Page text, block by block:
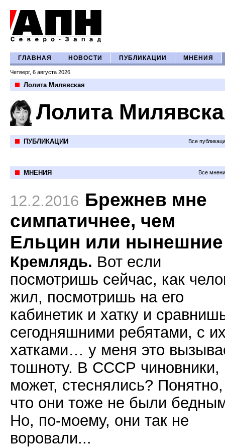
ГЛАВНАЯ НОВОСТИ ПУБЛИКАЦИИ МНЕНИЯ
Четверг, 6 августа 2026
Лолита Милявская
Лолита
ПУБЛИКАЦИИ Все
МНЕНИЯ Все
12.2.2016 Брежнев мне
симпатичнее, чем
Ельцин или нынешние
Кремлядь. Вот если
посмотришь сейчас, как
жил, посмотришь на его
кабинетик и хатку и
сегодняшними ребятами, с
хатками… у меня это
тошноту. В СССР чиновники,
может, стеснялись? Понятно,
что они тоже не были
Но, по-моему, они так не
воровали...